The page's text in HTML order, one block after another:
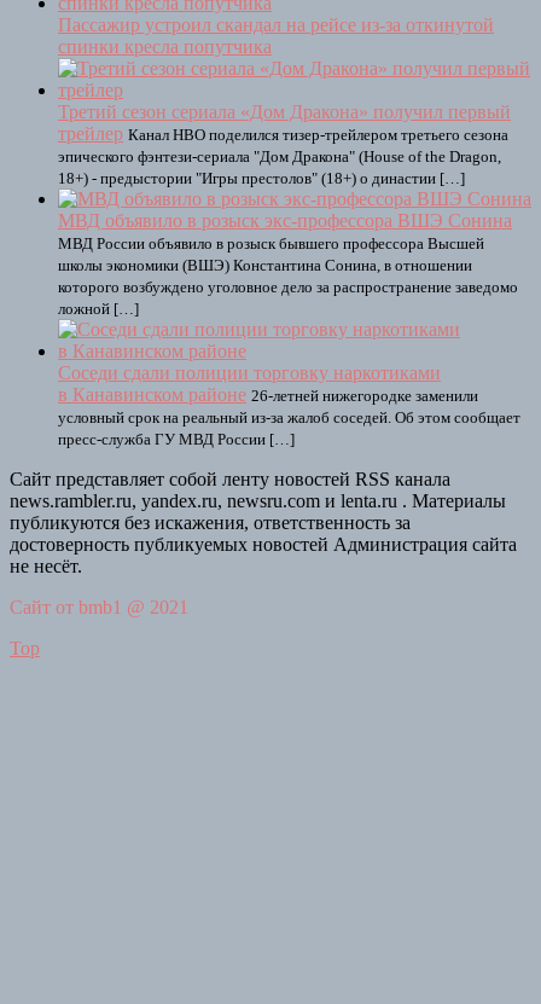
Пассажир устроил скандал на рейсе из-за откинутой
спинки кресла попутчика
Третий сезон сериала «Дом Дракона» получил первый
трейлер Канал HBO поделился тизер-трейлером третьего сезона
эпического фэнтези-сериала "Дом Дракона" (House of the Dragon,
18+) - предыстории "Игры престолов" (18+) о династии […]
МВД объявило в розыск экс-профессора ВШЭ Сонина
МВД России объявило в розыск бывшего профессора Высшей
школы экономики (ВШЭ) Константина Сонина, в отношении
которого возбуждено уголовное дело за распространение заведомо
ложной […]
Соседи сдали полиции торговку наркотиками
в Канавинском районе 26-летней нижегородке заменили
условный срок на реальный из-за жалоб соседей. Об этом сообщает
пресс-служба ГУ МВД России […]
Сайт представляет собой ленту новостей RSS канала
news.rambler.ru, yandex.ru, newsru.com и lenta.ru . Материалы
публикуются без искажения, ответственность за
достоверность публикуемых новостей Администрация сайта
не несёт.
Сайт от bmb1 @ 2021
Top